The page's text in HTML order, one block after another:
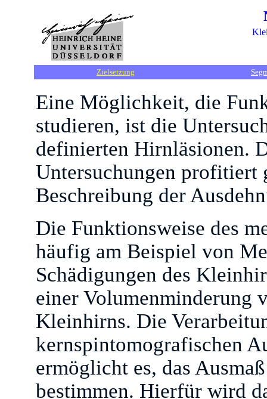
Zielsetzung
Eine Möglichkeit, die
studieren, ist die
definierten Hirnläsionen.
Untersuchungen profitiert
Beschreibung der
Die Funktionsweise des
häufig am Beispiel von
Schädigungen des
einer Volumenminderung
Kleinhirns. Die
kernspintomografischen
ermöglicht es, das
bestimmen. Hierfür wird